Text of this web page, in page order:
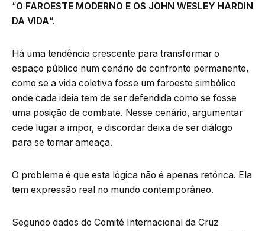
“O FAROESTE MODERNO E OS JOHN WESLEY HARDIN
DA VIDA“.
Há uma tendência crescente para transformar o
espaço público num cenário de confronto permanente,
como se a vida coletiva fosse um faroeste simbólico
onde cada ideia tem de ser defendida como se fosse
uma posição de combate. Nesse cenário, argumentar
cede lugar a impor, e discordar deixa de ser diálogo
para se tornar ameaça.
O problema é que esta lógica não é apenas retórica. Ela
tem expressão real no mundo contemporâneo.
Segundo dados do Comité Internacional da Cruz